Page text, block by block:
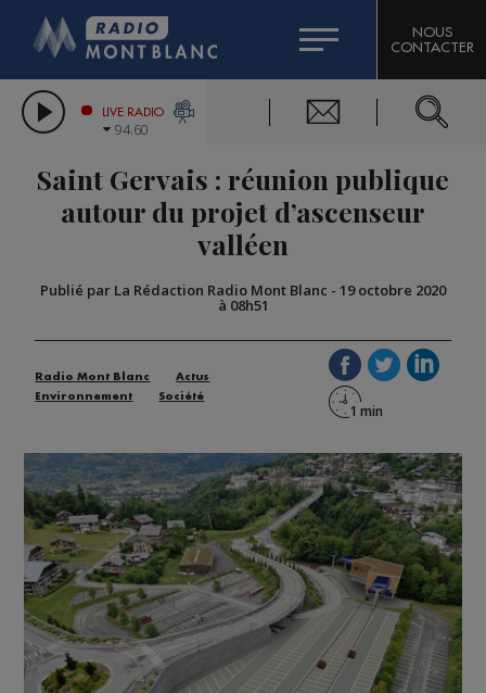
LES CHRONIQUES DE L'EXPERT
CITIZEN MACHINERY
GRAND MASSIF DOMAINES SKIABLES
BIGARD
COMPAGNIE DU MONT-BLANC
NOUS
CONTACTER
LIVE RADIO
94.60
Saint Gervais : réunion publique
autour du projet d’ascenseur
valléen
Publié par La Rédaction Radio Mont Blanc - 19 octobre 2020
à 08h51
Radio Mont Blanc
Actus
Environnement
Société